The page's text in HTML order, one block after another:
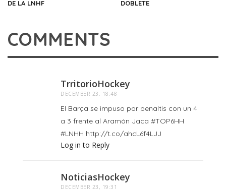
DE LA LNHF
DOBLETE
COMMENTS
TrritorioHockey
DECEMBER 23, 18:48
El Barça se impuso por penaltis con un 4
a 3 frente al Aramón Jaca #TOP6HH
#LNHH http://t.co/ahcL6f4LJJ
Log in to Reply
NoticiasHockey
DECEMBER 23, 19:31